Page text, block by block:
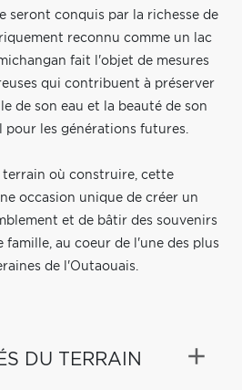
seront conquis par la richesse de
reconnu comme un lac
fait l'objet de mesures
qui contribuent à préserver
de son eau et la beauté de son
les générations futures.
terrain où construire, cette
occasion unique de créer un
et de bâtir des souvenirs
famille, au coeur de l'une des plus
de l'Outaouais.
DU TERRAIN